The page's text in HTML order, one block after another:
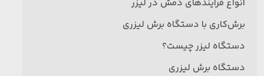
انواع فرایندهای دمش در لیزر
برش‌کاری با دستگاه برش لیزری
دستگاه لیزر چیست؟
دستگاه برش لیزری